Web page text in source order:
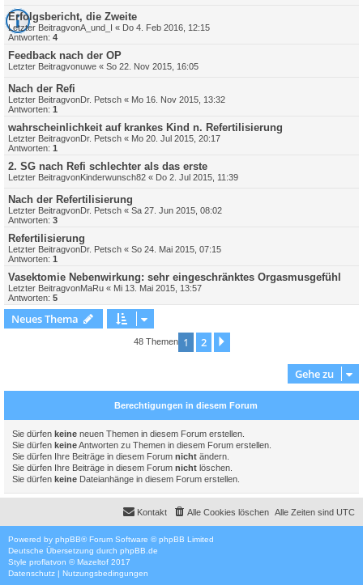
Erfolgsbericht, die Zweite
Letzter BeitragvonA_und_I « Do 4. Feb 2016, 12:15
Antworten: 4
Feedback nach der OP
Letzter Beitragvonuwe « So 22. Nov 2015, 16:05
Nach der Refi
Letzter BeitragvonDr. Petsch « Mo 16. Nov 2015, 13:32
Antworten: 1
wahrscheinlichkeit auf krankes Kind n. Refertilisierung
Letzter BeitragvonDr. Petsch « Mo 20. Jul 2015, 20:17
Antworten: 1
2. SG nach Refi schlechter als das erste
Letzter BeitragvonKinderwunsch82 « Do 2. Jul 2015, 11:39
Nach der Refertilisierung
Letzter BeitragvonDr. Petsch « Sa 27. Jun 2015, 08:02
Antworten: 3
Refertilisierung
Letzter BeitragvonDr. Petsch « So 24. Mai 2015, 07:15
Antworten: 1
Vasektomie Nebenwirkung: sehr eingeschränktes Orgasmusgefühl
Letzter BeitragvonMaRu « Mi 13. Mai 2015, 13:57
Antworten: 5
Neues Thema
48 Themen 1 2
Gehe zu
Berechtigungen in diesem Forum
Sie dürfen keine neuen Themen in diesem Forum erstellen.
Sie dürfen keineAntworten zu Themen in diesem Forum erstellen.
Sie dürfen Ihre Beiträge in diesem Forum nicht ändern.
Sie dürfen Ihre Beiträge in diesem Forum nicht löschen.
Sie dürfen keine Dateianhänge in diesem Forum erstellen.
Alle Zeiten sind UTC
Alle Cookies löschen
Kontakt
Powered by phpBB® Forum Software © phpBB Limited
Deutsche Übersetzung durch phpBB.de
Style proflatvon ©Mazeltof 2017
Datenschutz | Nutzungsbedingungen